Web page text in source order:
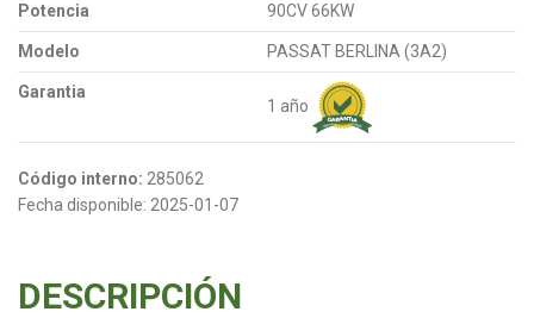
Potencia 90CV 66KW
Modelo PASSAT BERLINA (3A2)
Garantia
1 año
Código interno: 285062
Fecha disponible: 2025-01-07
DESCRIPCIÓN